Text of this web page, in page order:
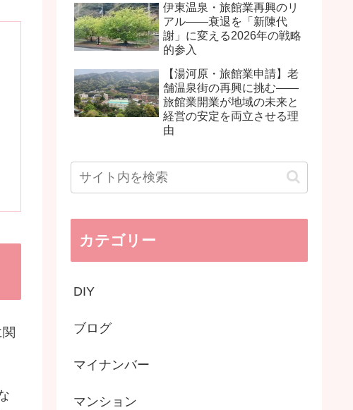
伊東温泉・旅館業再興のリ
アル――衰退を「新陳代
謝」に変える2026年の戦略
的参入
【湯河原・旅館業申請】老
舗温泉街の再興に挑む――
旅館業開業が地域の未来と
経営の安定を両立させる理
由
カテゴリー
DIY
ブログ
マイナンバー
マンション